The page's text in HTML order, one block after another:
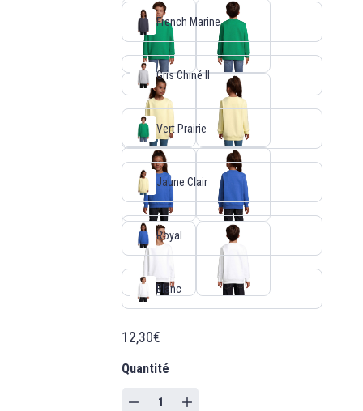
French Marine
Gris Chiné II
Vert Prairie
Jaune Clair
Royal
Blanc
12,30€
Quantité